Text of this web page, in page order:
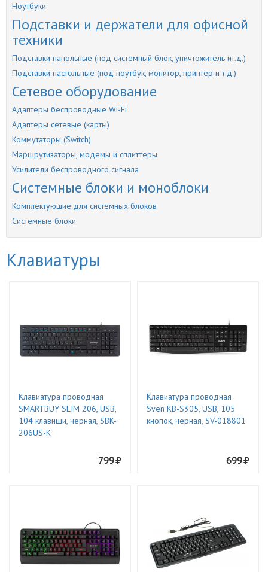
Ноутбуки
Подставки и держатели для офисной
техники
Подставки напольные (под системный блок, уничтожитель ит.д.)
Подставки настольные (под ноутбук, монитор, принтер и т.д.)
Сетевое оборудование
Адаптеры беспроводные Wi-Fi
Адаптеры сетевые (карты)
Коммутаторы (Switch)
Маршрутизаторы, модемы и сплиттеры
Усилители беспроводного сигнала
Системные блоки и моноблоки
Комплектующие для системных блоков
Системные блоки
Клавиатуры
Клавиатура проводная
SMARTBUY SLIM 206, USB,
104 клавиши, черная, SBK-
206US-K
799
Клавиатура проводная
Sven KB-S305, USB, 105
кнопок, черная, SV-018801
699